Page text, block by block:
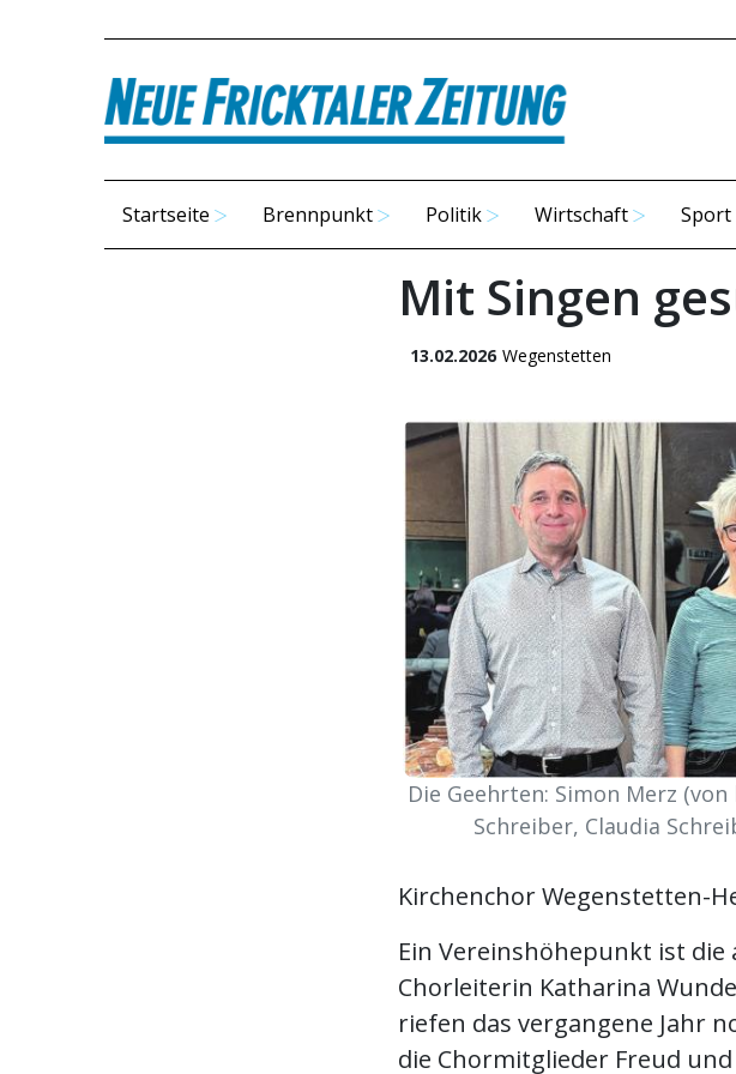
Startseite Brennpunkt Politik Wirtschaft Sport
Mit Singen
13.02.2026 Wegenstetten
Die Geehrten: Simon Merz
Schreiber, Claudia
Kirchenchor Wegenstetten-
Ein Vereinshöhepunkt ist
Chorleiterin Katharina
riefen das vergangene Jahr
die Chormitglieder Freud und